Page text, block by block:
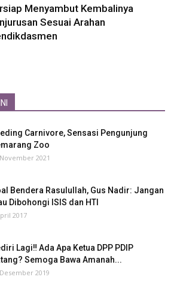
Menyambut Kembalinya
Sesuai Arahan
Carnivore, Sensasi Pengunjung
Zoo
2021
Bendera Rasulullah, Gus Nadir: Jangan
Dibohongi ISIS dan HTI
2017
Lagi‼ Ada Apa Ketua DPP PDIP
Semoga Bawa Amanah...
2019